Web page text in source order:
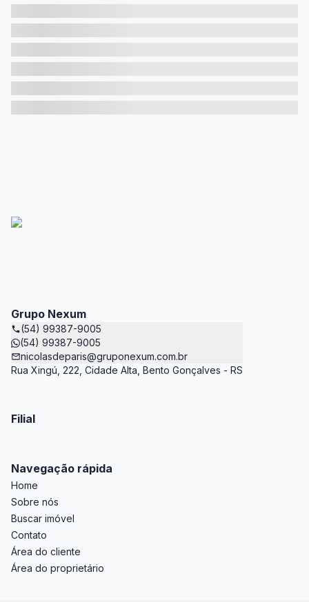
Grupo Nexum
(54) 99387-9005
(54) 99387-9005
nicolasdeparis@gruponexum.com.br
Rua Xingú, 222, Cidade Alta, Bento Gonçalves - RS
Filial
Navegação rápida
Home
Sobre nós
Buscar imóvel
Contato
Área do cliente
Área do proprietário